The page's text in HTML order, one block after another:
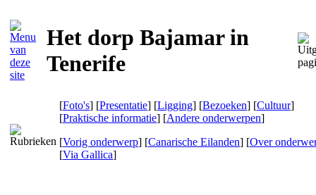
Het dorp Bajamar in
Tenerife
[Foto's] [Presentatie] [Ligging] [Bezoeken] [Cultuur]
[Praktische informatie] [Andere onderwerpen]
[Vorig onderwerp] [Canarische Eilanden] [Over
[Via Gallica]